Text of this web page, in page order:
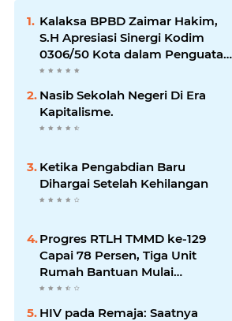
Kalaksa BPBD Zaimar Hakim,
S.H Apresiasi Sinergi Kodim
0306/50 Kota dalam Penguatan
Mitigasi dan Penanganan
Bencana
Nasib Sekolah Negeri Di Era
Kapitalisme.
Ketika Pengabdian Baru
Dihargai Setelah Kehilangan
Progres RTLH TMMD ke-129
Capai 78 Persen, Tiga Unit
Rumah Bantuan Mulai
Rampung
HIV pada Remaja: Saatnya